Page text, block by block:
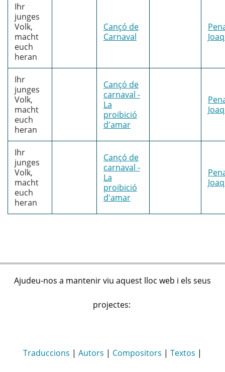
Ihr
junges
Volk,
macht
euch
heran
Cançó de
Carnaval
Ihr
junges
Volk,
macht
euch
heran
Cançó de
carnaval -
La
proibició
d'amar
Ihr
junges
Volk,
macht
euch
heran
Cançó de
carnaval -
La
proibició
d'amar
Ajudeu-nos a mantenir viu aquest lloc web i els seus
projectes:
Traduccions | Autors | Compositors | Textos |